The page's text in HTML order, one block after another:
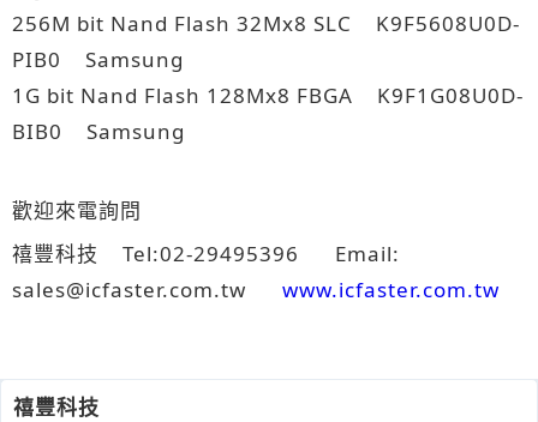
256M bit Nand Flash 32Mx8 SLC K9F5608U0D-
PIB0 Samsung
1G bit Nand Flash 128Mx8 FBGA K9F1G08U0D-
BIB0 Samsung
歡迎來電詢問
禧豐科技 Tel:02-29495396 Email:
sales@icfaster.com.tw www.icfaster.com.tw
禧豐科技